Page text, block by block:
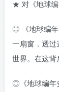
★ 对《地球
◎ 《地球编年
一扇窗，透
世界。在这背
◎《地球编年